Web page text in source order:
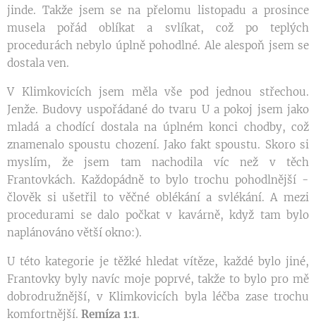
jinde. Takže jsem se na přelomu listopadu a prosince
musela pořád oblíkat a svlíkat, což po teplých
procedurách nebylo úplně pohodlné. Ale alespoň jsem se
dostala ven.
V Klimkovicích jsem měla vše pod jednou střechou.
Jenže. Budovy uspořádané do tvaru U a pokoj jsem jako
mladá a chodící dostala na úplném konci chodby, což
znamenalo spoustu chození. Jako fakt spoustu. Skoro si
myslím, že jsem tam nachodila víc než v těch
Frantovkách. Každopádně to bylo trochu pohodlnější -
člověk si ušetřil to věčné oblékání a svlékání. A mezi
procedurami se dalo počkat v kavárně, když tam bylo
naplánováno větší okno:).
U této kategorie je těžké hledat vítěze, každé bylo jiné,
Frantovky byly navíc moje poprvé, takže to bylo pro mě
dobrodružnější, v Klimkovicích byla léčba zase trochu
komfortnější. Remíza 1:1.